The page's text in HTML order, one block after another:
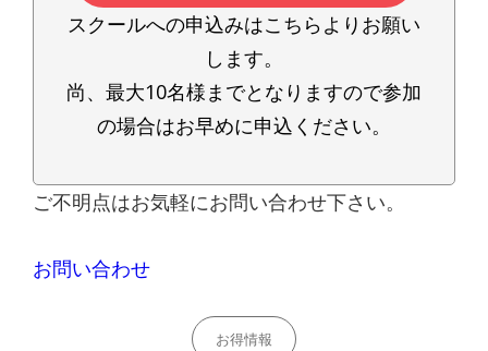
スクールへの申込みはこちらよりお願い
します。
尚、最大10名様までとなりますので参加
の場合はお早めに申込ください。
ご不明点はお気軽にお問い合わせ下さい。
お問い合わせ
Categories
お得情報